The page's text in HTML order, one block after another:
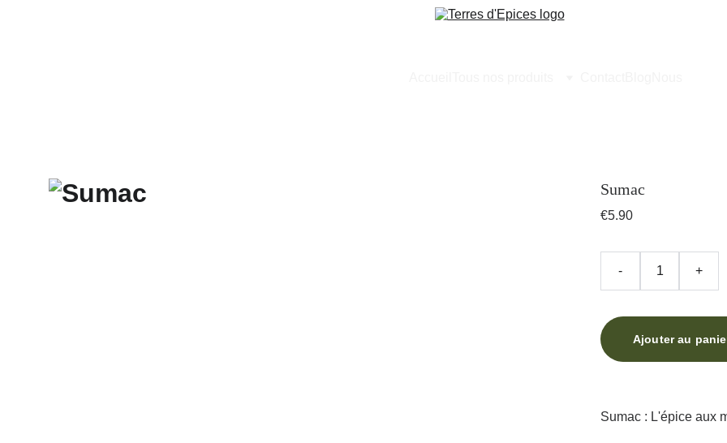
Sumac
€5.90
- +
Ajouter au
Sumac : L'épice aux